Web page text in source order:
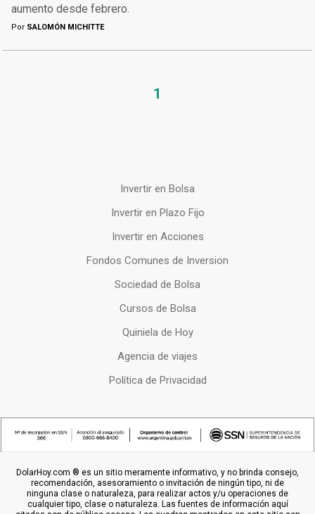
aumento desde febrero.
Por SALOMÓN MICHITTE
1
Invertir en Bolsa
Invertir en Plazo Fijo
Invertir en Acciones
Fondos Comunes de Inversion
Sociedad de Bolsa
Cursos de Bolsa
Quiniela de Hoy
Agencia de viajes
Política de Privacidad
DolarHoy.com ® es un sitio meramente informativo, y no brinda consejo,
recomendación, asesoramiento o invitación de ningún tipo, ni de
ninguna clase o naturaleza, para realizar actos y/u operaciones de
cualquier tipo, clase o naturaleza. Las fuentes de información aquí